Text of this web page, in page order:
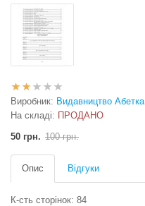
Виробник: Видавництво Абетка
На складі: ПРОДАНО
50 грн. 100 грн.
Опис Відгуки
К-сть сторінок: 84